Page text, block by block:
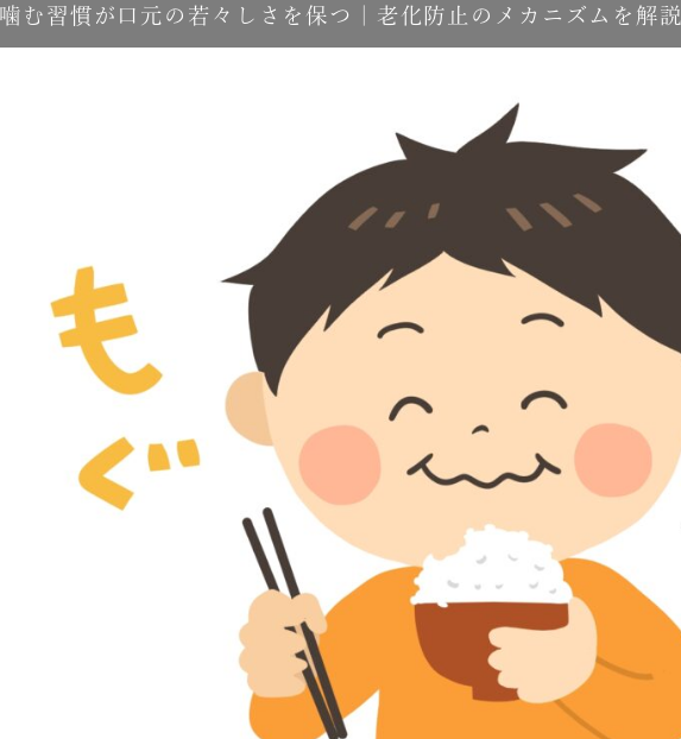
噛む習慣が口元の若々しさを保つ｜老化防止のメカニズムを解説